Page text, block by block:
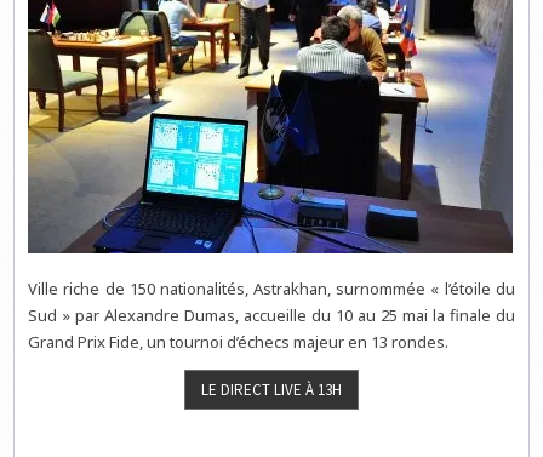
Ville riche de 150 nationalités, Astrakhan, surnommée « l’étoile du
Sud » par Alexandre Dumas, accueille du 10 au 25 mai la finale du
Grand Prix Fide, un tournoi d’échecs majeur en 13 rondes.